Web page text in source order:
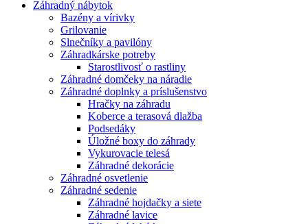
Záhradný nábytok
Bazény a vírivky
Grilovanie
Slnečníky a pavilóny
Záhradkárske potreby
Starostlivosť o rastliny
Záhradné domčeky na náradie
Záhradné doplnky a príslušenstvo
Hračky na záhradu
Koberce a terasová dlažba
Podsedáky
Úložné boxy do záhrady
Vykurovacie telesá
Záhradné dekorácie
Záhradné osvetlenie
Záhradné sedenie
Záhradné hojdačky a siete
Záhradné lavice